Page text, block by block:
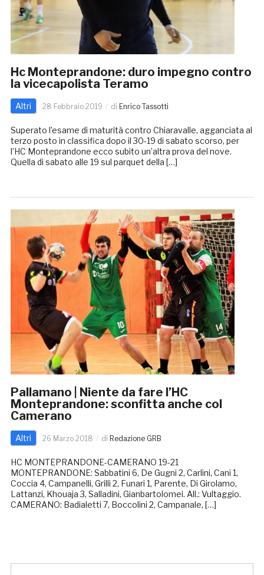
Hc Monteprandone: duro impegno contro
la vicecapolista Teramo
Altri 28 Febbraio 2019 di Enrico Tassotti
Superato l’esame di maturità contro Chiaravalle, agganciata al
terzo posto in classifica dopo il 30-19 di sabato scorso, per
l’HC Monteprandone ecco subito un’altra prova del nove.
Quella di sabato alle 19 sul parquet della […]
Pallamano | Niente da fare l’HC
Monteprandone: sconfitta anche col
Camerano
Altri 26 Marzo 2018 di Redazione GRB
HC MONTEPRANDONE-CAMERANO 19-21
MONTEPRANDONE: Sabbatini 6, De Gugni 2, Carlini, Cani 1,
Coccia 4, Campanelli, Grilli 2, Funari 1, Parente, Di Girolamo,
Lattanzi, Khouaja 3, Salladini, Gianbartolomei. All.: Vultaggio.
CAMERANO: Badialetti 7, Boccolini 2, Campanale, […]